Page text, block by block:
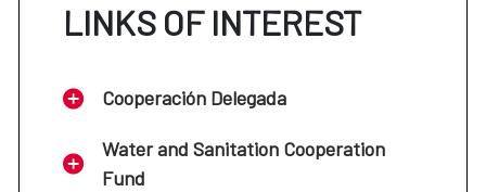
LINKS OF INTEREST
Cooperación Delegada
Water and Sanitation Cooperation
Fund